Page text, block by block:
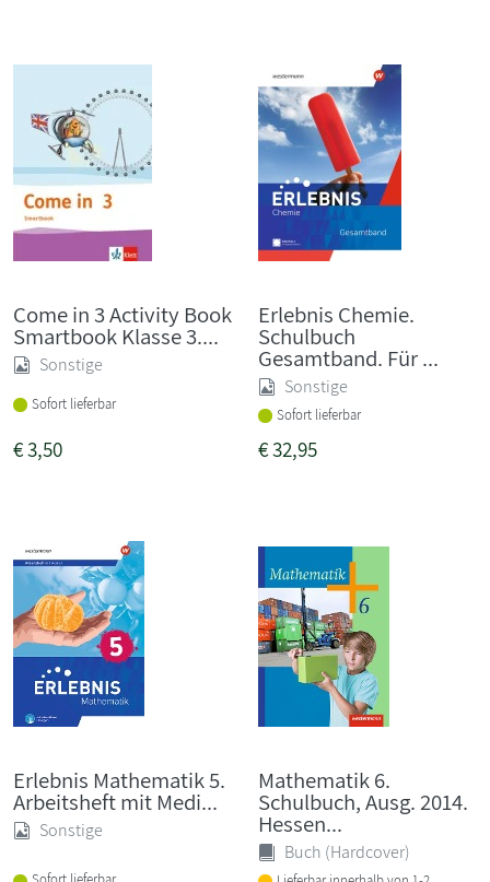
Come in 3 Activity Book
Smartbook Klasse 3....
Sonstige
Sofort lieferbar
€3,50
Erlebnis Chemie.
Schulbuch
Gesamtband. Für ...
Sonstige
Sofort lieferbar
€32,95
Erlebnis Mathematik 5.
Arbeitsheft mit Medi...
Sonstige
Mathematik 6.
Schulbuch, Ausg. 2014.
Hessen...
Buch (Hardcover)